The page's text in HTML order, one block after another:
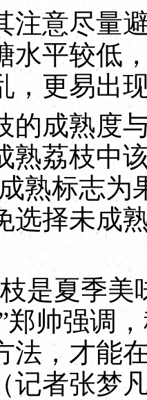
尽量避
水平较低
，更易出
熟度与
熟荔枝中
熟标志为
选择未成
夏季美味
郑帅强调
法，才能
记者张梦